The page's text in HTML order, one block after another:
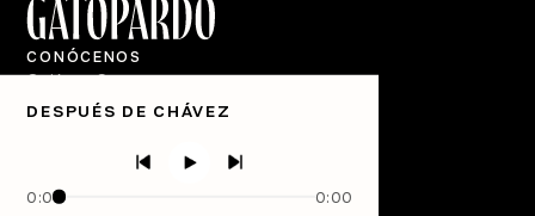
DESPUÉS DE CHÁVEZ
0:00 0:00
CONÓCENOS
Quiénes Somos
Directorio
Semanario Gatopardo